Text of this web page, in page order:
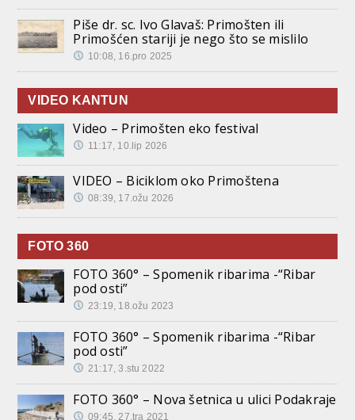
Piše dr. sc. Ivo Glavaš: Primošten ili
Primošćen stariji je nego što se mislilo
10:08, 16.pro 2025
VIDEO KANTUN
Video – Primošten eko festival
11:17, 10.lip 2026
VIDEO – Biciklom oko Primoštena
08:39, 17.ožu 2026
FOTO 360
FOTO 360° – Spomenik ribarima -“Ribar
pod osti”
23:19, 18.ožu 2023
FOTO 360° – Spomenik ribarima -“Ribar
pod osti”
21:17, 3.stu 2022
FOTO 360° – Nova šetnica u ulici Podakraje
09:45, 27.tra 2021